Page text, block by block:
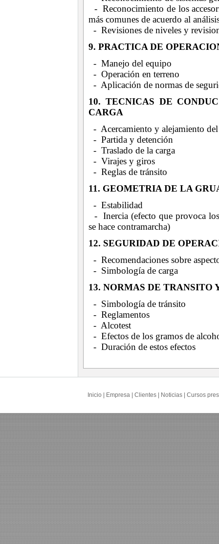
- Reconocimiento de los
más comunes de acuerdo al
- Revisiones de niveles y
9. PRACTICA DE
- Manejo del equipo
- Operación en terreno
- Aplicación de normas de
10. TECNICAS DE
CARGA
- Acercamiento y alejamiento
- Partida y detención
- Traslado de la carga
- Virajes y giros
- Reglas de tránsito
11. GEOMETRIA DE LA
- Estabilidad
- Inercia (efecto que provoca
se hace contramarcha)
12. SEGURIDAD DE
- Recomendaciones sobre
- Simbología de carga
13. NORMAS DE TRANSITO
- Simbología de tránsito
- Reglamentos
- Alcotest
- Efectos de los gramos de
- Duración de estos efectos
Inicio Empresa Clientes Noticias Cursos